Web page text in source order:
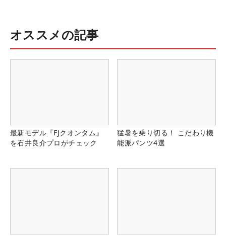
オススメの記事
最新モデル『FJクオンタム』
を石井良介プロがチェック
猛暑を乗り切る！ こだわり機
能派パンツ4選